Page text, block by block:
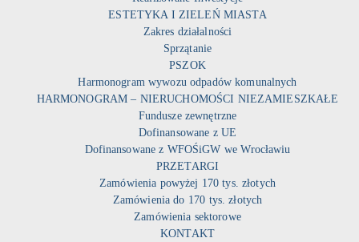
ESTETYKA I ZIELEŃ MIASTA
Zakres działalności
Sprzątanie
PSZOK
Harmonogram wywozu odpadów komunalnych
HARMONOGRAM – NIERUCHOMOŚCI NIEZAMIESZKAŁE
Fundusze zewnętrzne
Dofinansowane z UE
Dofinansowane z WFOŚiGW we Wrocławiu
PRZETARGI
Zamówienia powyżej 170 tys. złotych
Zamówienia do 170 tys. złotych
Zamówienia sektorowe
KONTAKT